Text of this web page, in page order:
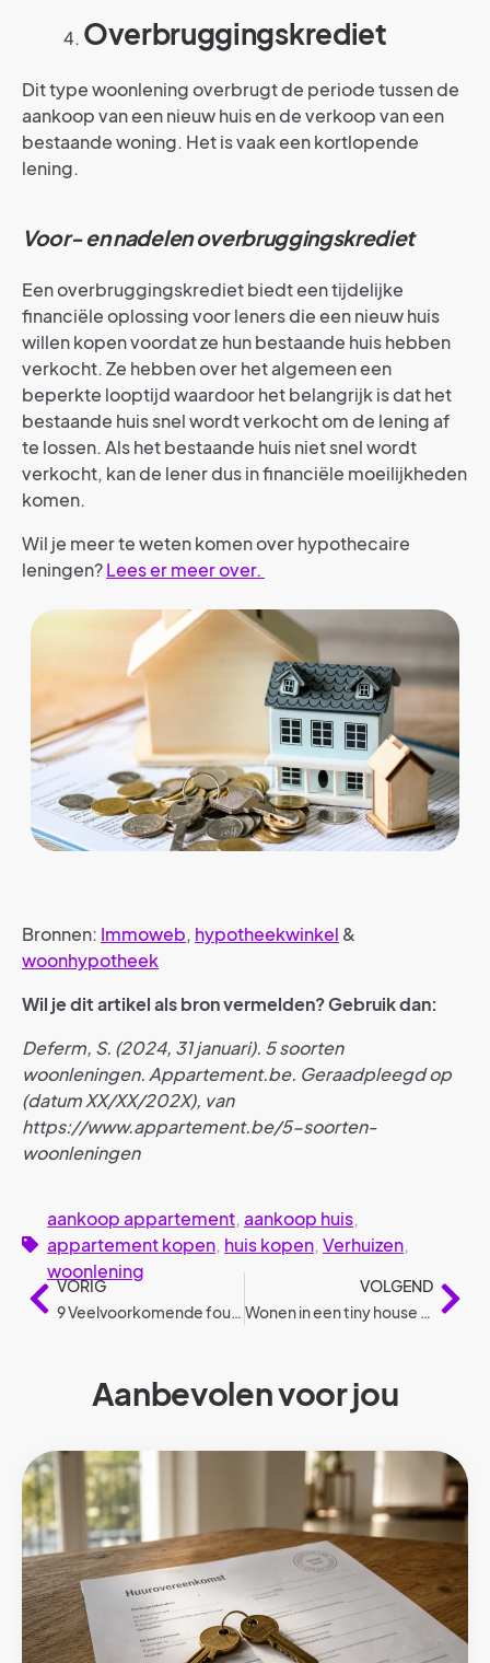
Overbruggingskrediet
Dit type woonlening overbrugt de periode tussen de
aankoop van een nieuw huis en de verkoop van een
bestaande woning. Het is vaak een kortlopende
lening.
Voor- en nadelen overbruggingskrediet
Een overbruggingskrediet biedt een tijdelijke
financiële oplossing voor leners die een nieuw huis
willen kopen voordat ze hun bestaande huis hebben
verkocht. Ze hebben over het algemeen een
beperkte looptijd waardoor het belangrijk is dat het
bestaande huis snel wordt verkocht om de lening af
te lossen. Als het bestaande huis niet snel wordt
verkocht, kan de lener dus in financiële moeilijkheden
komen.
Wil je meer te weten komen over hypothecaire
leningen?Lees er meer over.
Bronnen: Immoweb, hypotheekwinkel &
woonhypotheek
Wil je dit artikel als bron vermelden? Gebruik dan:
Deferm, S. (2024, 31 januari). 5 soorten
woonleningen. Appartement.be. Geraadpleegd op
(datum XX/XX/202X), van
https://www.appartement.be/5-soorten-
woonleningen
aankoop appartement, aankoop huis,
appartement kopen, huis kopen, Verhuizen,
woonlening
VORIG
9 Veelvoorkomende fouten bij het schilderen
VOLGEND
Wonen in een tiny house volgens wetgeving
Aanbevolen voor jou